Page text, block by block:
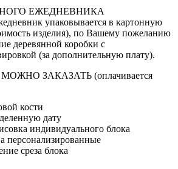
ЕЖЕДНЕВНИКА
упаковывается в картонную
изделия), по Вашему пожеланию
деревянной коробки с
(за дополнительную плату).
ЗАКАЗАТЬ (оплачивается
кости
дату
индивидуального блока
персонализированные
среза блока